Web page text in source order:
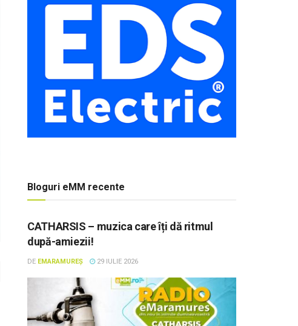
Bloguri eMM recente
CATHARSIS – muzica care îți dă ritmul
după-amiezii!
DE EMARAMUREȘ 29 IULIE 2026